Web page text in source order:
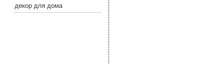
декор для дома